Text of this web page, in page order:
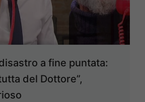
a fine puntata:
del Dottore”,